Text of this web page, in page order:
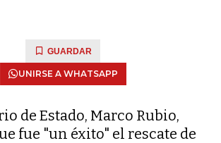
GUARDAR
UNIRSE A WHATSAPP
de Estado, Marco Rubio,
fue "un éxito" el rescate de